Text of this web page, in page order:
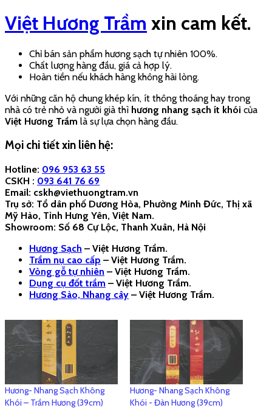
Hương- Nhang Sạch Không
Khói – Trầm Hương (39cm)
31/10/2017
Với 1 bình luận
Hương- Nhang Sạch Không
Khói - Đàn Hương (39cm)
31/10/2017
Hương- Nhang Sạch Không
06/05/2018
Với 1 bình luận
comments
Like this: